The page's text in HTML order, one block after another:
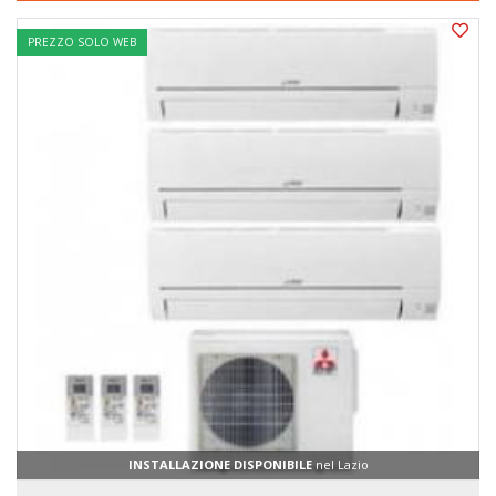
INSTALLAZIONE DISPONIBILEnel Lazio
PREZZO SOLO WEB